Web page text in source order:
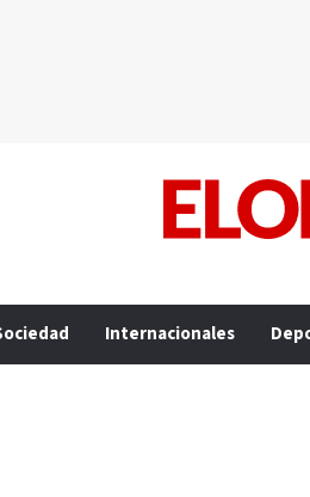
Internacionales